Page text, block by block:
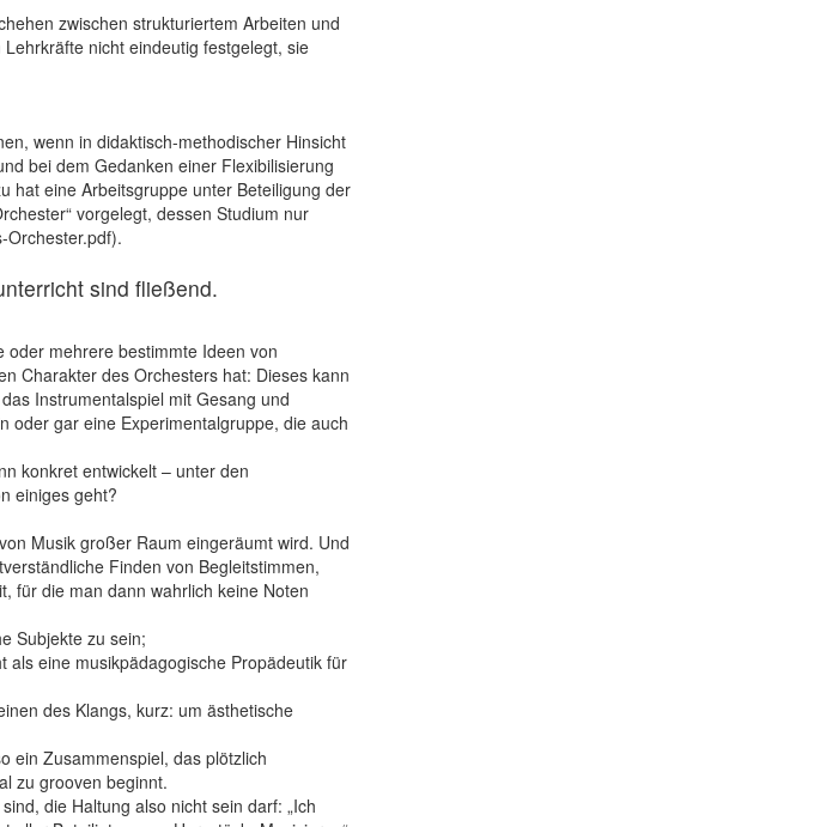
zwischen strukturiertem Arbeiten und
nicht eindeutig festgelegt, sie
wenn in didaktisch-methodischer Hinsicht
bei dem Gedanken einer Flexibilisierung
hat eine Arbeitsgruppe unter Beteiligung der
vorgelegt, dessen Studium nur
Orchester.pdf).
sind fließend.
mehrere bestimmte Ideen von
Charakter des Orchesters hat: Dieses kann
Instrumentalspiel mit Gesang und
oder gar eine Experimentalgruppe, die auch
konkret entwickelt – unter den
einiges geht?
Musik großer Raum eingeräumt wird. Und
Finden von Begleitstimmen,
für die man dann wahrlich keine Noten
Subjekte zu sein;
als eine musikpädagogische Propädeutik für
des Klangs, kurz: um ästhetische
ein Zusammenspiel, das plötzlich
zu grooven beginnt.
die Haltung also nicht sein darf: „Ich